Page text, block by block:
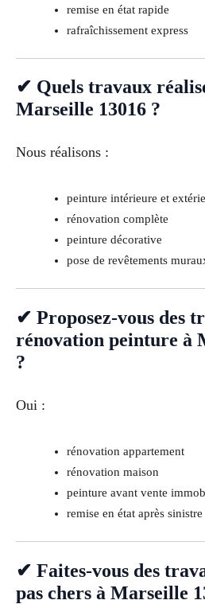
remise en état rapide
rafraîchissement express
✔ Quels travaux
Marseille 13016 ?
Nous réalisons :
peinture intérieure et
rénovation complète
peinture décorative
pose de revêtements
✔ Proposez-vous des
rénovation peinture à
?
Oui :
rénovation appartement
rénovation maison
peinture avant vente
remise en état après sinistre
✔ Faites-vous des
pas chers à Marseille